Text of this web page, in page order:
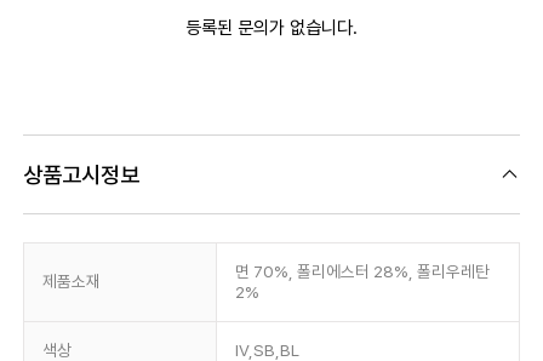
등록된 문의가 없습니다.
상품고시정보
제품소재
면 70%, 폴리에스터 28%, 폴리우레탄
2%
색상 IV,SB,BL